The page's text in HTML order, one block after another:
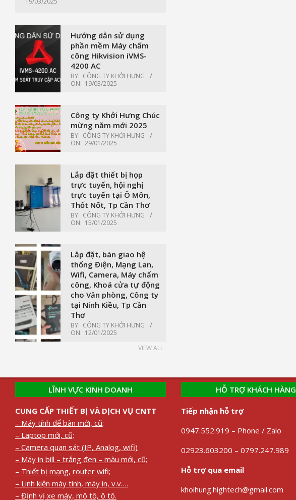
Hướng dẫn sử dụng
phần mềm Máy chấm
công Hikvision iVMS-
4200 AC
BY: CÔNG TY KHỞI HƯNG
ON: 19/03/2025
Công ty Khởi Hưng Chúc
mừng năm mới 2025
BY: CÔNG TY KHỞI HƯNG
ON: 29/01/2025
Lắp đặt thiết bị họp
trực tuyến, hội nghị
trực tuyến tại Ô Môn,
Thốt Nốt, Tp Cần Thơ
BY: CÔNG TY KHỞI HƯNG
ON: 15/01/2025
Lắp đặt, bàn giao hệ
thống Điện, Mạng Lan,
Wifi, Camera, Máy chấm
công, Khoá cửa tự động
cho Văn phòng, Công ty
tại Ninh Kiều, Tp Cần
Thơ
BY: CÔNG TY KHỞI HƯNG
ON: 12/01/2025
VIEW ALL
LĨNH VỰC KINH DOANH
CUNG CẤP THIẾT BỊ VÀ DỊCH VỤ CNTT
– Máy tính để bàn mới, cũ;
– Laptop mới, cũ;
– Camera quan sát (IP, Analog, wifi)
– Máy in bill – trắng đen – màu mới, cũ;
– Thiết bị mạng, router wifi;
– Linh kiện máy tính, máy in, v.v….
– Định vị xe máy, mô tô, ô tô.
HỖ TRỢ KHÁCH HÀNG
Tiếp nhận hỗ trợ
0947.552.919 – Phone / Zalo
02923.603200 – 0797.247.989
Hỗ trợ qua email
khoihung.hightech@gmail.com